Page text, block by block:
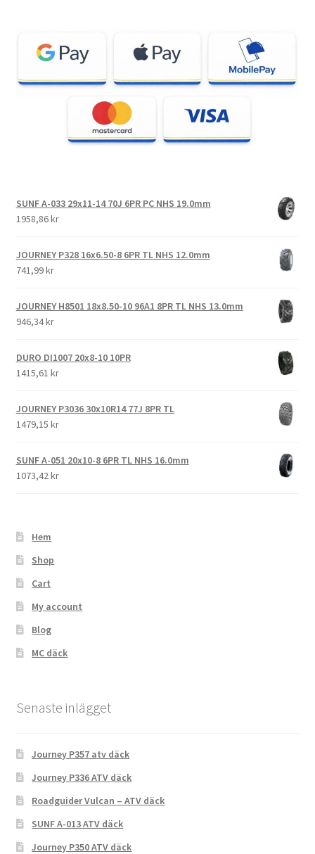
SUNF A-033 29x11-14 70J 6PR PC NHS 19.0mm
1958,86 kr
JOURNEY P328 16x6.50-8 6PR TL NHS 12.0mm
741,99 kr
JOURNEY H8501 18x8.50-10 96A1 8PR TL NHS 13.0mm
946,34 kr
DURO DI1007 20x8-10 10PR
1415,61 kr
JOURNEY P3036 30x10R14 77J 8PR TL
1479,15 kr
SUNF A-051 20x10-8 6PR TL NHS 16.0mm
1073,42 kr
Hem
Shop
Cart
My account
Blog
MC däck
Senaste inlägget
Journey P357 atv däck
Journey P336 ATV däck
Roadguider Vulcan – ATV däck
SUNF A-013 ATV däck
Journey P350 ATV däck